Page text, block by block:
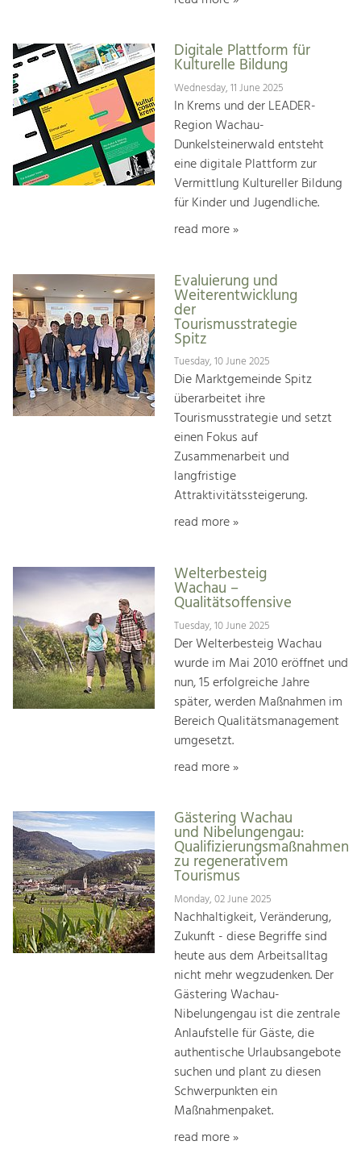
Digitale Plattform für
Kulturelle Bildung
Wednesday, 11 June 2025
In Krems und der LEADER-
Region Wachau-
Dunkelsteinerwald entsteht
eine digitale Plattform zur
Vermittlung Kultureller Bildung
für Kinder und Jugendliche.
read more »
Evaluierung und
Weiterentwicklung
der
Tourismusstrategie
Spitz
Tuesday, 10 June 2025
Die Marktgemeinde Spitz
überarbeitet ihre
Tourismusstrategie und setzt
einen Fokus auf
Zusammenarbeit und
langfristige
Attraktivitätssteigerung.
read more »
Welterbesteig
Wachau –
Qualitätsoffensive
Tuesday, 10 June 2025
Der Welterbesteig Wachau
wurde im Mai 2010 eröffnet und
nun, 15 erfolgreiche Jahre
später, werden Maßnahmen im
Bereich Qualitätsmanagement
umgesetzt.
read more »
Gästering Wachau
und Nibelungengau:
Qualifizierungsmaßnahmen
zu regenerativem
Tourismus
Monday, 02 June 2025
Nachhaltigkeit, Veränderung,
Zukunft - diese Begriffe sind
heute aus dem Arbeitsalltag
nicht mehr wegzudenken. Der
Gästering Wachau-
Nibelungengau ist die zentrale
Anlaufstelle für Gäste, die
authentische Urlaubsangebote
suchen und plant zu diesen
Schwerpunkten ein
Maßnahmenpaket.
read more »